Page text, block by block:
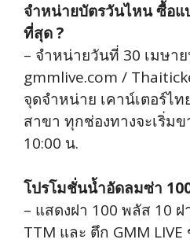
จำหน่ายบัตรวันไหน ซื้อแ
ที่สุด ?
– จำหน่ายวันที่ 30 เมษา
gmmlive.com /
จุดจำหน่าย เคาน์เตอร์ไท
สาขา ทุกช่องทางจะเริ่มข
10:00 น.
โปรโมชั่นน้ำอัดลมซ่า
– แสดงฝา 100 พลัส 10 ฝ
TTM และ ตึก GMM